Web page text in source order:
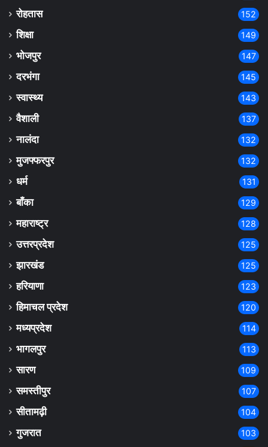
रोहतास 152
शिक्षा 149
भोजपुर 147
दरभंगा 145
स्वास्थ्य 143
वैशाली 137
नालंदा 132
मुजफ्फरपुर 132
धर्म 131
बाँका 129
महाराष्ट्र 128
उत्तरप्रदेश 125
झारखंड 125
हरियाणा 123
हिमाचल प्रदेश 120
मध्यप्रदेश 114
भागलपुर 113
सारण 109
समस्तीपुर 107
सीतामढ़ी 104
गुजरात 103